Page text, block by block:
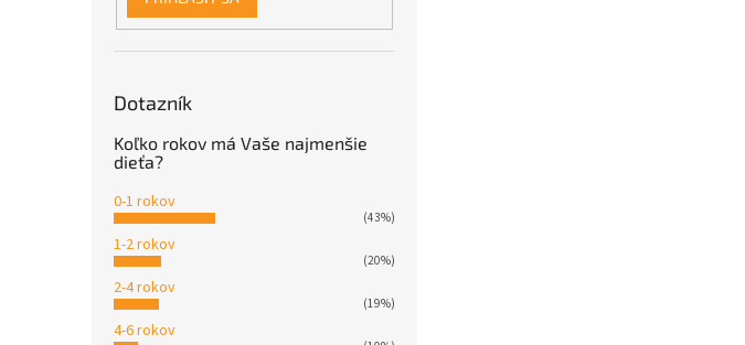
Dotazník
Koľko rokov má Vaše najmenšie
dieťa?
0-1 rokov
(43%)
1-2 rokov
(20%)
2-4 rokov
(19%)
4-6 rokov